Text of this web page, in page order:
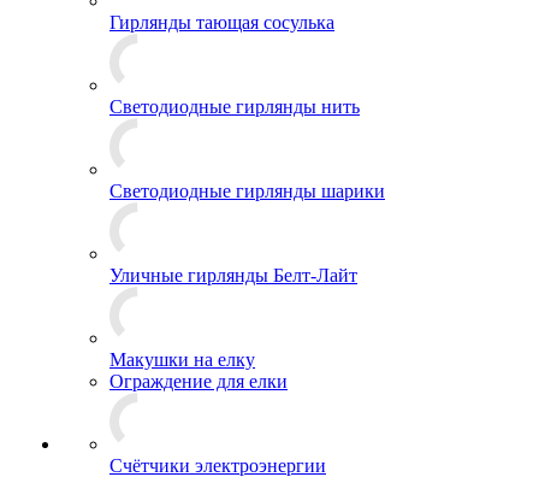
Гирлянды тающая сосулька
Светодиодные гирлянды нить
Светодиодные гирлянды шарики
Уличные гирлянды Белт-Лайт
Макушки на елку
Ограждение для елки
Счётчики электроэнергии